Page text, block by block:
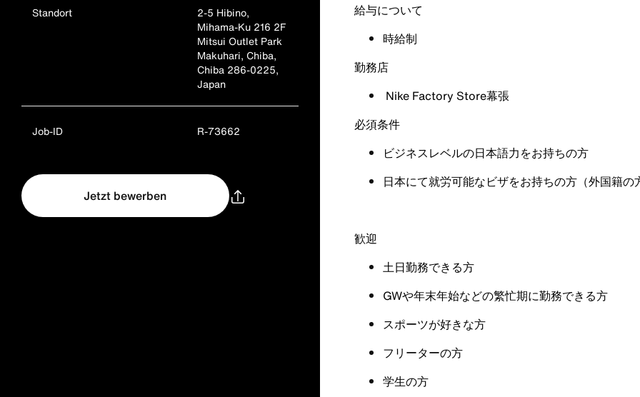
Standort
2-5 Hibino,
Mihama-Ku 216 2F
Mitsui Outlet Park
Makuhari, Chiba,
Chiba 286-0225,
Japan
Job-ID R-73662
Jetzt bewerben
給与について
時給制
勤務店
Nike Factory Store幕張
必須条件
ビジネスレベルの日本語力をお持ちの方
日本にて就労可能なビザをお持ちの方（外国籍の
歓迎
土日勤務できる方
GWや年末年始などの繁忙期に勤務できる方
スポーツが好きな方
フリーターの方
学生の方